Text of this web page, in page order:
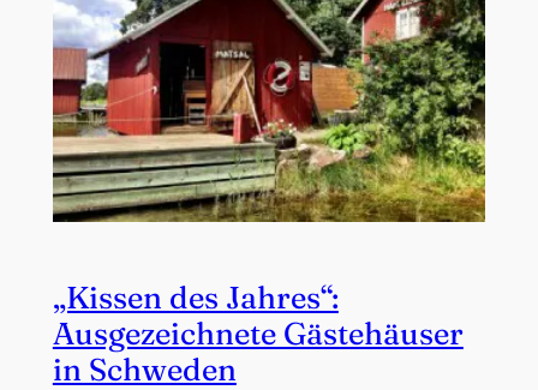
„Kissen des Jahres“:
Ausgezeichnete Gästehäuser
in Schweden